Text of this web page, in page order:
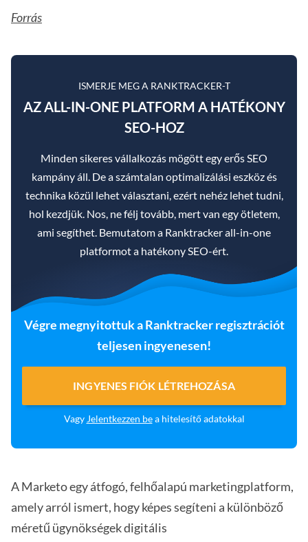
Forrás
ISMERJE MEG A RANKTRACKER-T
AZ ALL-IN-ONE PLATFORM A HATÉKONY
SEO-HOZ
Minden sikeres vállalkozás mögött egy erős SEO
kampány áll. De a számtalan optimalizálási eszköz és
technika közül lehet választani, ezért nehéz lehet tudni,
hol kezdjük. Nos, ne félj tovább, mert van egy ötletem,
ami segíthet. Bemutatom a Ranktracker all-in-one
platformot a hatékony SEO-ért.
Végre megnyitottuk a Ranktracker regisztrációt
teljesen ingyenesen!
INGYENES FIÓK LÉTREHOZÁSA
Vagy Jelentkezzen bea hitelesítő adatokkal
A Marketo egy átfogó, felhőalapú marketingplatform,
amely arról ismert, hogy képes segíteni a különböző
méretű ügynökségek digitális